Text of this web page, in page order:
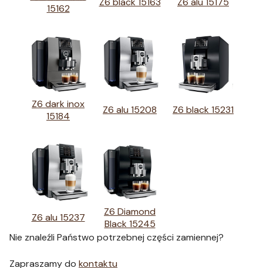
15162
Z6 dark inox
15184
Z6 alu 15208 Z6 black 15231
Z6 alu 15237
Z6 Diamond
Black 15245
Nie znaleźli Państwo potrzebnej części zamiennej?
Zapraszamy do kontaktu